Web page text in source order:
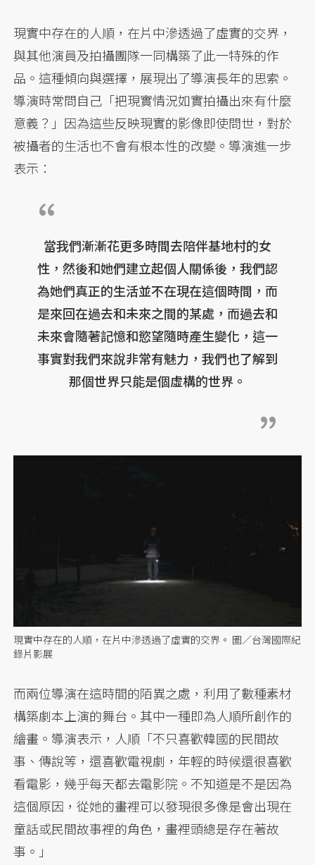
現實中存在的人順，在片中滲透過了虛實的交界，
與其他演員及拍攝團隊一同構築了此一特殊的作
品。這種傾向與選擇，展現出了導演長年的思索。
導演時常問自己「把現實情況如實拍攝出來有什麼
意義？」因為這些反映現實的影像即使問世，對於
被攝者的生活也不會有根本性的改變。導演進一步
表示：
當我們漸漸花更多時間去陪伴基地村的女
性，然後和她們建立起個人關係後，我們認
為她們真正的生活並不在現在這個時間，而
是來回在過去和未來之間的某處，而過去和
未來會隨著記憶和慾望隨時產生變化，這一
事實對我們來說非常有魅力，我們也了解到
那個世界只能是個虛構的世界。
現實中存在的人順，在片中滲透過了虛實的交界。 圖／台灣國際紀
錄片影展
而兩位導演在這時間的陌異之處，利用了數種素材
構築劇本上演的舞台。其中一種即為人順所創作的
繪畫。導演表示，人順「不只喜歡韓國的民間故
事、傳說等，還喜歡電視劇，年輕的時候還很喜歡
看電影，幾乎每天都去電影院。不知道是不是因為
這個原因，從她的畫裡可以發現很多像是會出現在
童話或民間故事裡的角色，畫裡頭總是存在著故
事。」